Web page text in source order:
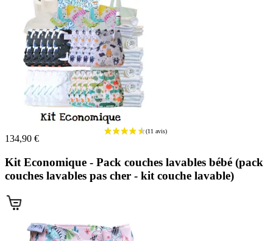
134,90 €
Kit Economique - Pack couches lavables bébé (pack
couches lavables pas cher - kit couche lavable)